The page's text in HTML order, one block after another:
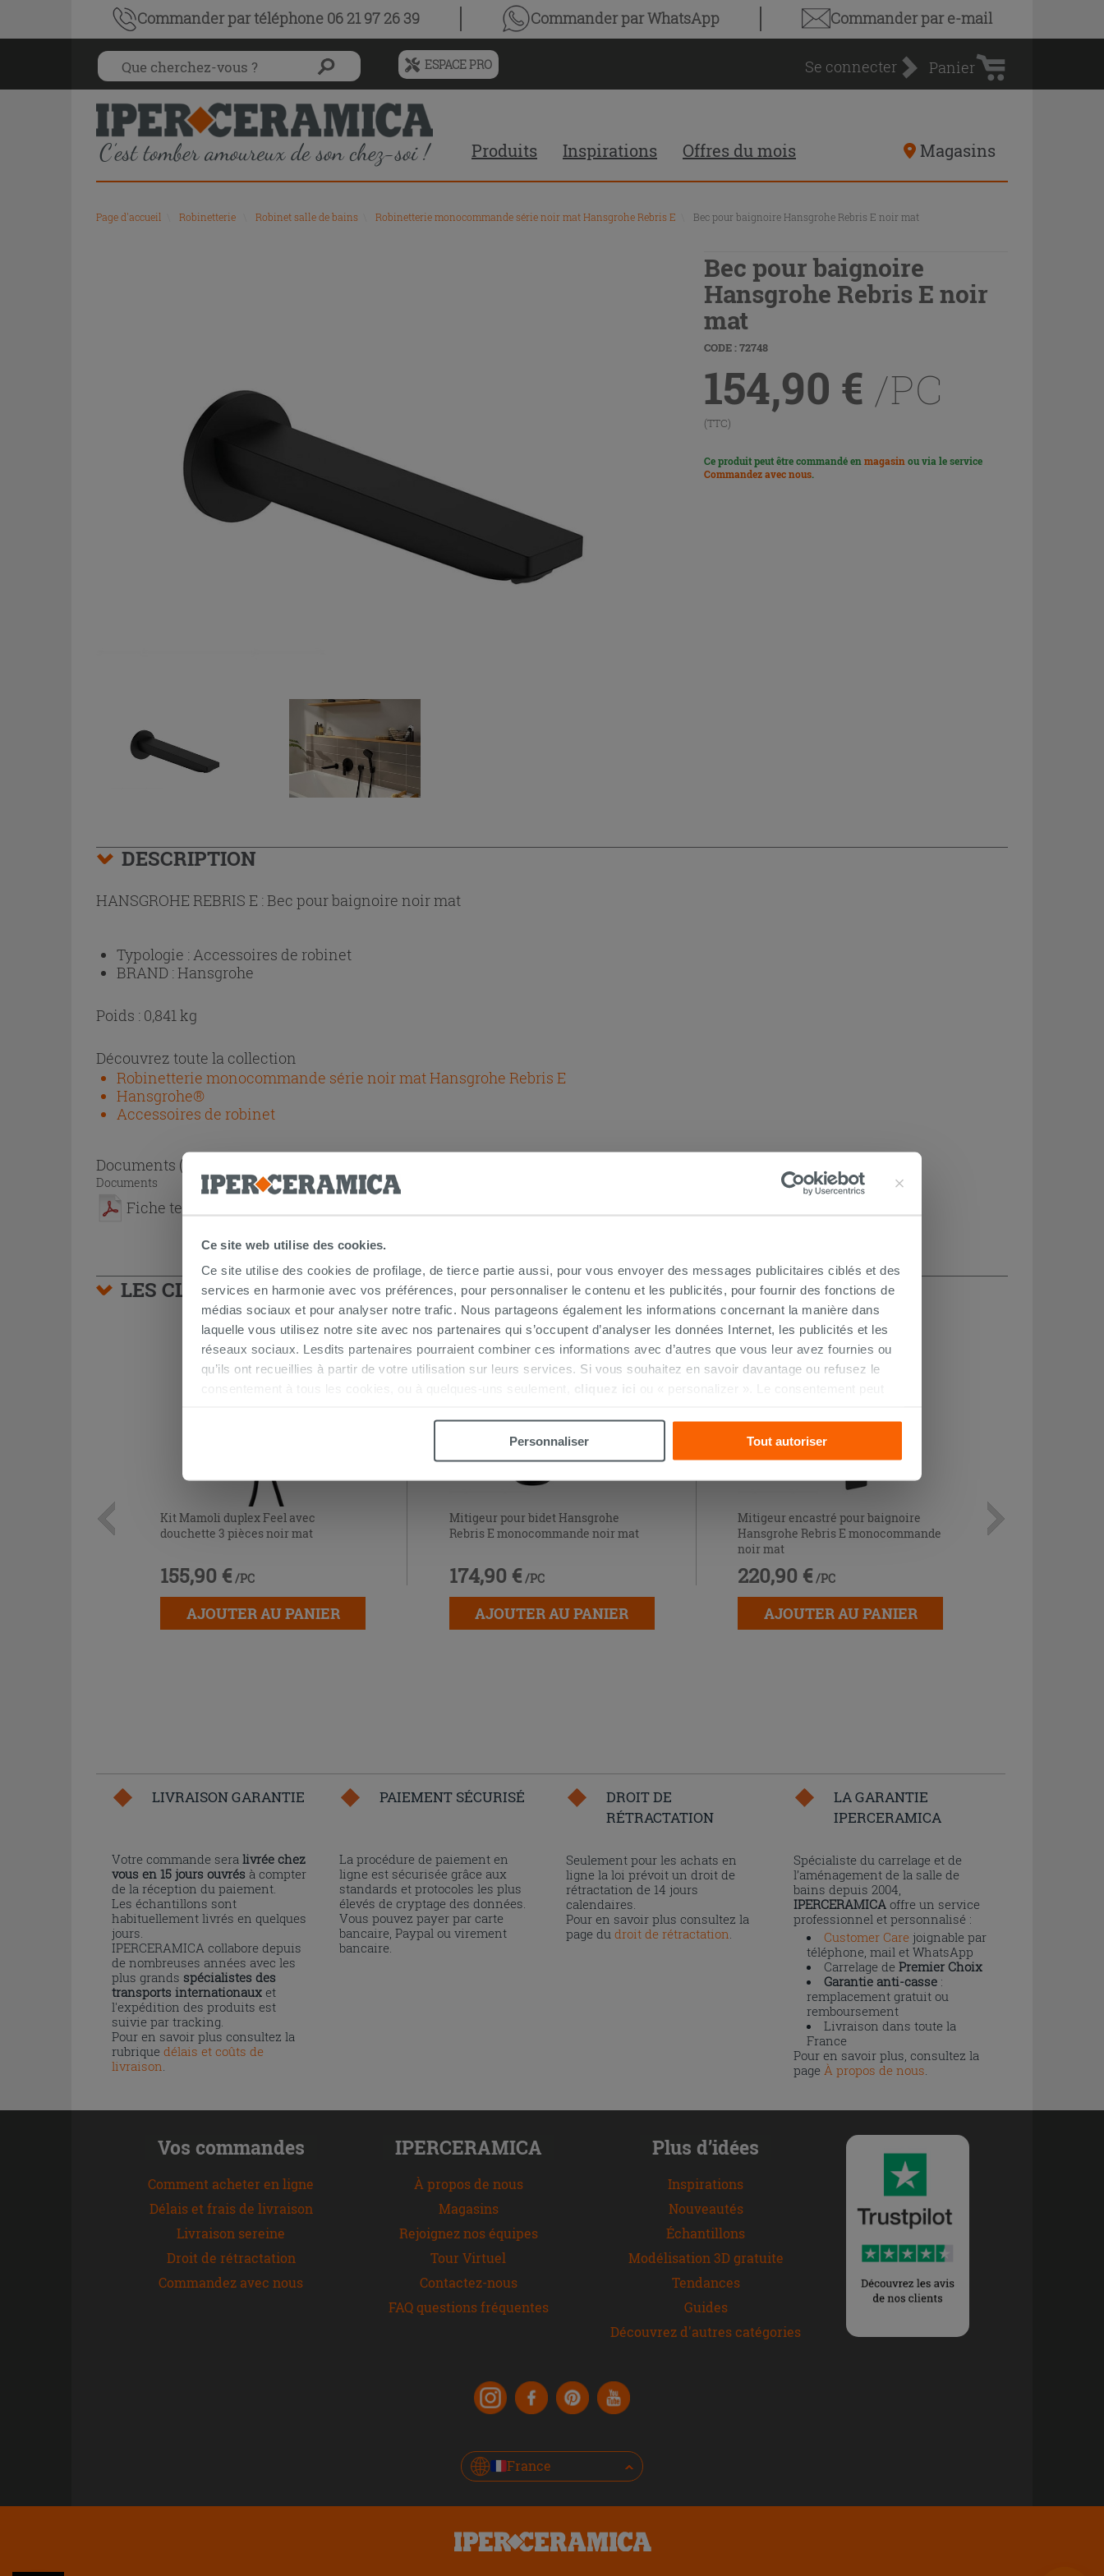
Ce site web utilise des cookies.
Ce site utilise des cookies de profilage, de tierce partie aussi, pour vous envoyer des messages publicitaires ciblés et des
services en harmonie avec vos préférences, pour personnaliser le contenu et les publicités, pour fournir des fonctions de
médias sociaux et pour analyser notre trafic. Nous partageons également les informations concernant la manière dans
laquelle vous utilisez notre site avec nos partenaires qui s’occupent d’analyser les données Internet, les publicités et les
réseaux sociaux. Lesdits partenaires pourraient combiner ces informations avec d’autres que vous leur avez fournies ou
qu’ils ont recueillies à partir de votre utilisation sur leurs services. Si vous souhaitez en savoir davantage ou refusez le
consentement à tous les cookies, ou à quelques-uns seulement,
cliquez ici ou « personalizer ». Le consentement peut
Personnaliser
Tout autoriser
Commander par téléphone 06 21 97 26 39 Commander par WhatsApp Commander par e-mail
Menu
de
l'historique
des
recherches
du
recommandé
ESPACE PRO Se connecter
d'achat
Panier
Produits Inspirations Offres du mois Magasins
Page d'accueil Robinetterie Robinet salle de bains Robinetterie monocommande série noir mat Hansgrohe Rebris E Bec pour baignoire Hansgrohe Rebris E noir mat
Bec pour baignoire
Hansgrohe Rebris E noir
mat
CODE : 72748
154,90 € /PC
(TTC)
Ce produit peut être commandé en magasin ou via le service
Commandez avec nous.
DESCRIPTION
HANSGROHE REBRIS E : Bec pour baignoire noir mat
Typologie : Accessoires de robinet
BRAND :Hansgrohe
Poids : 0,841 kg
Découvrez toute la collection
Robinetterie monocommande série noir mat Hansgrohe Rebris E
Hansgrohe®
Accessoires de robinet
Documents ( 1 - 1 sur 1 )
Documents
Fiche technique
LES CLIENTS AYANT ACHETÉ CE PRODUIT ONT ÉGALEMENT ACHETÉ
Kit Mamoli duplex Feel avec
douchette 3 pièces noir mat
155,90 € /PC
AJOUTER AU PANIER
Mitigeur pour bidet Hansgrohe
Rebris E monocommande noir mat
174,90 € /PC
AJOUTER AU PANIER
Mitigeur encastré pour baignoire
Hansgrohe Rebris E monocommande
noir mat
220,90 € /PC
AJOUTER AU PANIER
LIVRAISON GARANTIE
Votre commande sera livrée chez
vous en 15 jours ouvrés à compter
de la réception du paiement.
Les échantillons sont
habituellement livrés en quelques
jours.
IPERCERAMICA collabore depuis
de nombreuses années avec les
plus grands spécialistes des
transports internationaux et
l'expédition des produits est
suivie par tracking.
Pour en savoir plus consultez la
rubrique délais et coûts de
livraison
PAIEMENT SÉCURISÉ
La procédure de paiement en
ligne est sécurisée grâce aux
standards et protocoles les plus
élevés de cryptage des données.
Vous pouvez payer par carte
bancaire, Paypal ou virement
bancaire.
DROIT DE
RÉTRACTATION
Seulement pour les achats en
ligne la loi prévoit un droit de
rétractation de 14 jours
calendaires.
Pour en savoir plus consultez la
page dudroit de rétractation
LA GARANTIE
IPERCERAMICA
Spécialiste du carrelage et de
l’aménagement de la salle de
bains depuis 2004,
IPERCERAMICAoffre un service
professionnel et personnalisé :
Customer Carejoignable par
téléphone, mail et WhatsApp
Carrelage de Premier Choix
Garantie anti-casse:
remplacement gratuit ou
remboursement
Livraison dans toute la
France
Pour en savoir plus, consultez la
page À propos de nous
Vos commandes
Comment acheter en ligne
Délais et frais de livraison
Livraison sereine
Droit de rétractation
Commandez avec nous
IPERCERAMICA
À propos de nous
Magasins
Rejoignez nos équipes
Tour Virtuel
Contactez-nous
FAQ questions fréquentes
Plus d’idées
Inspirations
Nouveautés
Échantillons
Modélisation 3D gratuite
Tendances
Guides
Découvrez d'autres catégories
France